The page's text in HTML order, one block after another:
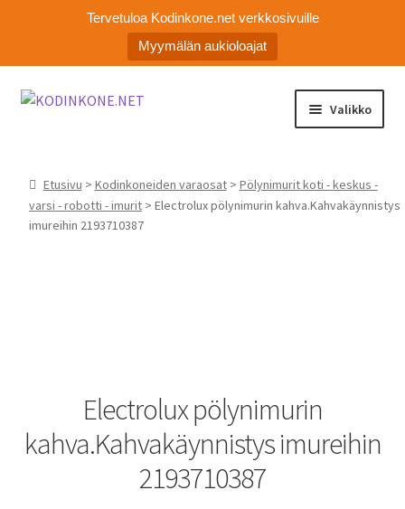
Tervetuloa Kodinkone.net verkkosivuille
Myymälän aukioloajat
Siirry
Siirry
Valikko
tason
valikko
Ota yhteyttä
Etusivu > Kodinkoneiden varaosat> Pölynimurit koti - keskus -
varsi - robotti - imurit > Electrolux pölynimurin kahva.Kahvakäynnistys
imureihin 2193710387
Electrolux pölynimurin
kahva.Kahvakäynnistys imureihin
2193710387